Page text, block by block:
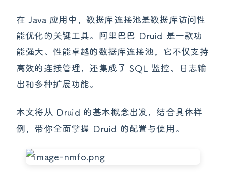
在 Java 应用中，数据库连接池是数据库访问性
能优化的关键工具。阿里巴巴 Druid 是一款功
能强大、性能卓越的数据库连接池，它不仅支持
高效的连接管理，还集成了 SQL 监控、日志输
出和多种扩展功能。
本文将从 Druid 的基本概念出发，结合具体样
例，带你全面掌握 Druid 的配置与使用。